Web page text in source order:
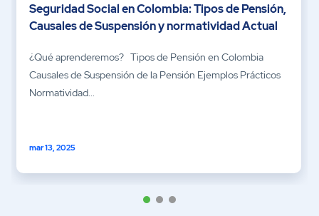
Seguridad Social en Colombia: Tipos de Pensión,
Causales de Suspensión y normatividad Actual
¿Qué aprenderemos? Tipos de Pensión en Colombia
Causales de Suspensión de la Pensión Ejemplos Prácticos
Normatividad...
mar 13, 2025